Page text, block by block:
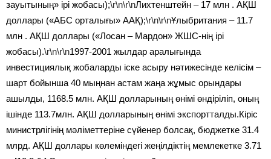
зауытының» ірі жобасы);\r\n\r\nЛихтенштейн – 17 млн . АҚШ
доллары («АБС орталығы» ААҚ);\r\n\r\nҰлыбритания – 11.7
млн . АҚШ доллары («Лосан – Мардон» ЖШС-нің ірі
жобасы).\r\n\r\n1997-2001 жылдар аралығында
инвестициялық жобаларды іске асыру нәтижесінде келісім –
шарт бойынша 40 мыңнан астам жаңа жұмыс орындары
ашылды, 1168.5 млн. АҚШ долларының өнімі өндіріліп, оның
ішінде 113.7млн. АҚШ долларының өнімі экспортталды.Кіріс
министрлігінің мәліметтеріне сүйенер болсақ, бюджетке 31.4
млрд. АҚШ доллары көлеміндегі жеңілдіктің мемлекетке 3.71